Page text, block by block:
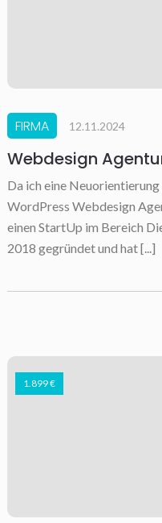
FIRMA 12.11.2024
Webdesign
Da ich eine
WordPress Webdesign
einen StartUp im Bereich
2018 gegründet und hat [...]
1.899 €